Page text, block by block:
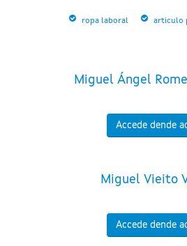
ropa laboral articulo
Miguel Ángel
Accede dende
Miguel Vieito
Accede dende